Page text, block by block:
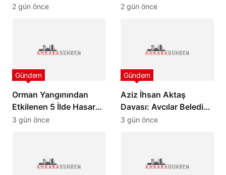
Paylaşım
2 gün önce
konuştu: “Türkiye pazar
2 gün önce
Orman Yangınından
Etkilenen 5 İlde Hasar
Tespit Çalışmaları
Gündem
3 gün önce
Aziz İhsan Aktaş
Davası: Avcılar Belediye
Başkanı Utku Caner
Gündem
3 gün önce